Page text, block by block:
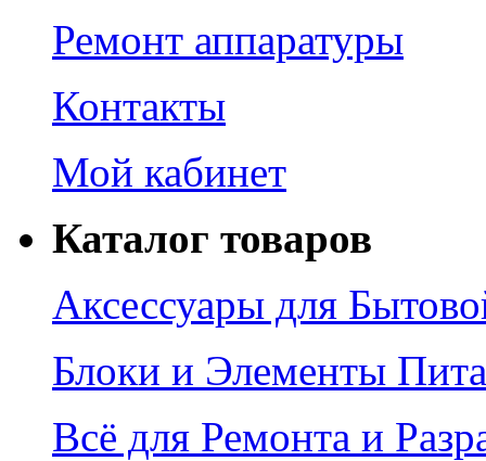
Ремонт аппаратуры
Контакты
Мой кабинет
Каталог товаров
Аксессуары для
Блоки и Элементы
Всё для Ремонта и